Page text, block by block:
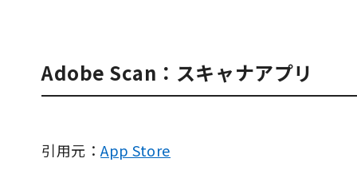
Adobe Scan：スキャナアプリ
引用元：App Store